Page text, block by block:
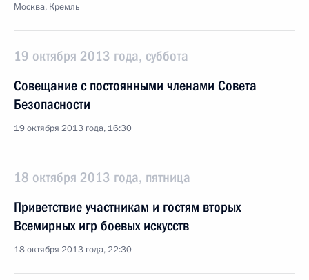
Москва, Кремль
19 октября 2013 года, суббота
Совещание с постоянными членами Совета
Безопасности
19 октября 2013 года, 16:30
18 октября 2013 года, пятница
Приветствие участникам и гостям вторых
Всемирных игр боевых искусств
18 октября 2013 года, 22:30